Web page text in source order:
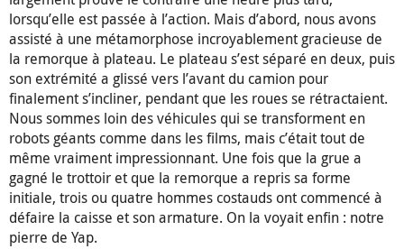
lorsqu’elle est passée à l’action. Mais d’abord, nous avons
assisté à une métamorphose incroyablement gracieuse de
la remorque à plateau. Le plateau s’est séparé en deux, puis
son extrémité a glissé vers l’avant du camion pour
finalement s’incliner, pendant que les roues se rétractaient.
Nous sommes loin des véhicules qui se transforment en
robots géants comme dans les films, mais c’était tout de
même vraiment impressionnant. Une fois que la grue a
gagné le trottoir et que la remorque a repris sa forme
initiale, trois ou quatre hommes costauds ont commencé à
défaire la caisse et son armature. On la voyait enfin : notre
pierre de Yap.